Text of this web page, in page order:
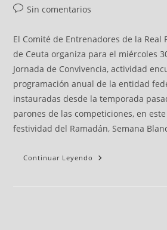
Sin comentarios
El Comité de Entrenadores de la Real
de Ceuta organiza para el miércoles
Jornada de Convivencia, actividad
programación anual de la entidad
instauradas desde la temporada
parones de las competiciones, en
festividad del Ramadán, Semana
Continuar Leyendo